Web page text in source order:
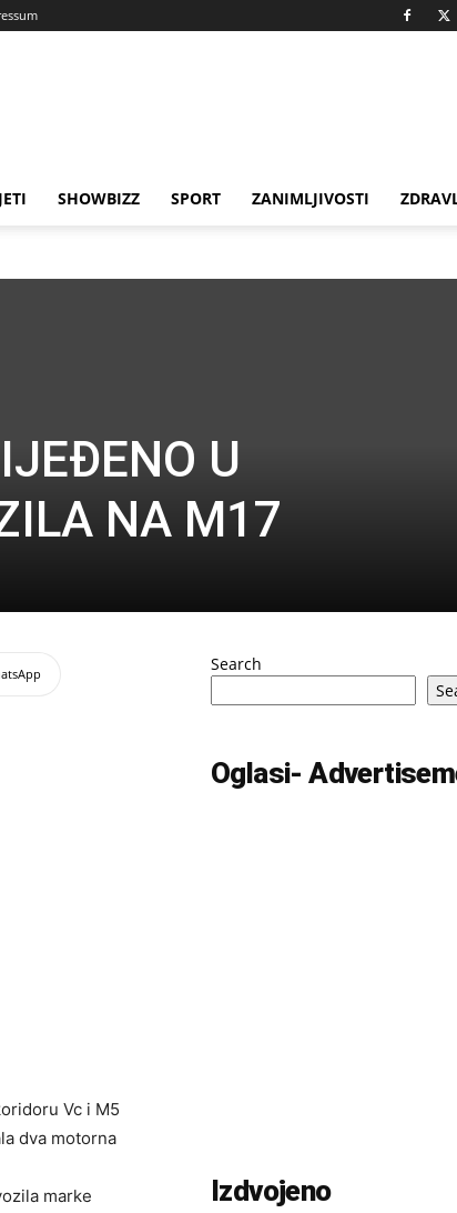
SHOWBIZZ SPORT ZANIMLJIVOSTI
U
NA M17
Vc i M5
dva motorna
marke
Search
Oglasi-
Izdvojeno